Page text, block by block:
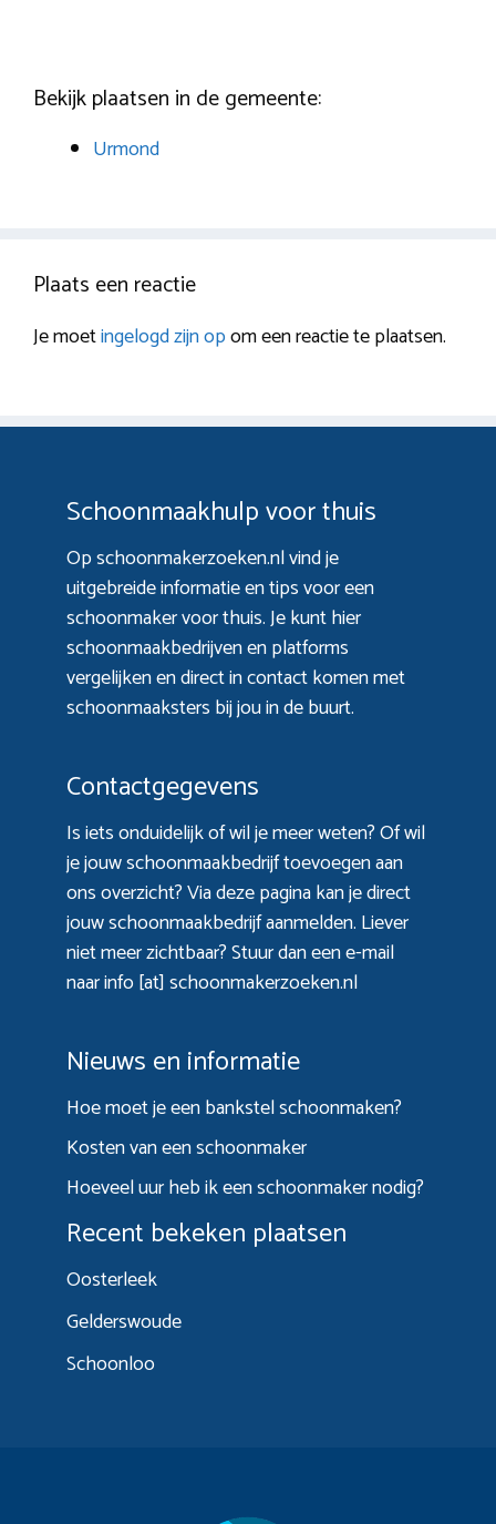
Bekijk plaatsen in de gemeente:
Urmond
Plaats een reactie
Je moetingelogd zijn opom een reactie te plaatsen.
Schoonmaakhulp voor thuis
Op schoonmakerzoeken.nl vind je
uitgebreide informatie en tips voor een
schoonmaker voor thuis. Je kunt hier
schoonmaakbedrijven en platforms
vergelijken en direct in contact komen met
schoonmaaksters bij jou in de buurt.
Contactgegevens
Is iets onduidelijk of wil je meer weten? Of wil
je jouw schoonmaakbedrijf toevoegen aan
ons overzicht? Viadeze paginakan je direct
jouw schoonmaakbedrijf aanmelden. Liever
niet meer zichtbaar? Stuur dan een e-mail
naar info [at] schoonmakerzoeken.nl
Nieuws en informatie
Hoe moet je een bankstel schoonmaken?
Kosten van een schoonmaker
Hoeveel uur heb ik een schoonmaker nodig?
Recent bekeken plaatsen
Oosterleek
Gelderswoude
Schoonloo